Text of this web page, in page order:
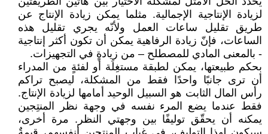
لزيادة الإنتاجية الإجمالية. مثلما يمكن زيادة الإنتاج عن
‏طريق تقليل ساعات العمل ولأنّه يجري تقليل هذه
الساعات، فإنّ زيادة الرفاهية يمكن أن تكون أكثر ‏إنتاجية
- بالمعنى المادي للمصطلح – من زيادةٍ في التجهيزات. ‏
بحكم طبيعتها، يمكن لطبقة مستغِلَة أو لفئةٍ من المدراء
أن ترى جانبًا واحدًا فقط من المشكلة، ليصبح ‏تراكم
رأس المال الثابت هو السبيل الوحيد أمامها لزيادة الإنتاج.
فقط عندما يضع المرء نفسه في وجهة ‏نظر المنتِجين
يمكنه أن يحقّق توليفًا بين وجهتي النظر. مرة أخرى،